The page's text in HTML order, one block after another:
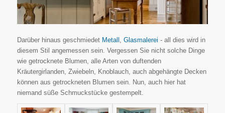
Darüber hinaus geschmiedet Metall , Glasmalerei - all dies wird in
diesem Stil angemessen sein. Vergessen Sie nicht solche Dinge
wie getrocknete Blumen, alle Arten von duftenden
Kräutergirlanden, Zwiebeln, Knoblauch, auch abgehängte Decken
können aus getrockneten Blumen sein. Nun, auch hier hat
niemand süße Schmuckstücke gestempelt.